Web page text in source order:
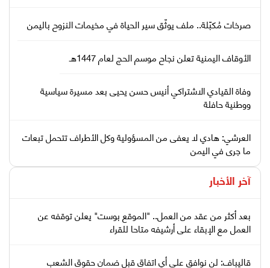
صرخات مُكبّلة.. ملف يوثّق سير الحياة في مخيمات النزوح باليمن
الأوقاف اليمنية تعلن نجاح موسم الحج لعام 1447هـ
وفاة القيادي الاشتراكي أنيس حسن يحيى بعد مسيرة سياسية
ووطنية حافلة
العرشي: هادي لا يعفى من المسؤولية وكل الأطراف تتحمل تبعات
ما جرى في اليمن
آخر الأخبار
بعد أكثر من عقد من العمل.. "الموقع بوست" يعلن توقفه عن
العمل مع الإبقاء على أرشيفه متاحا للقراء
قاليباف: لن نوافق على أي اتفاق قبل ضمان حقوق الشعب